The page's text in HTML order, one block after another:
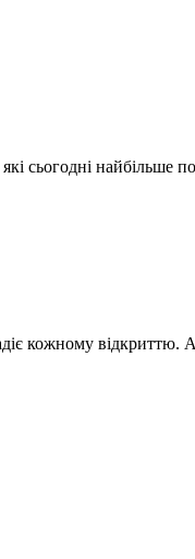
сьогодні найбільше
кожному відкриттю.